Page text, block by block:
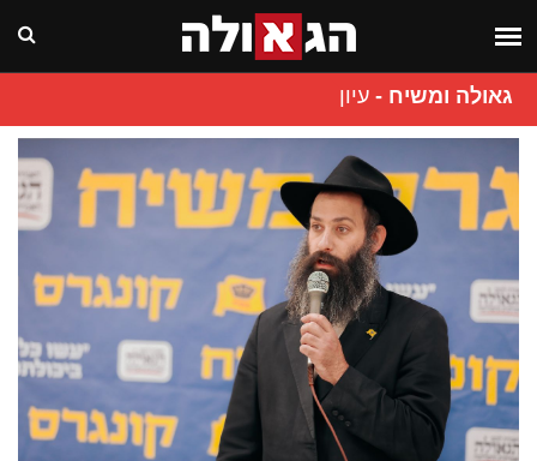
גאולה ומשיח - עיון